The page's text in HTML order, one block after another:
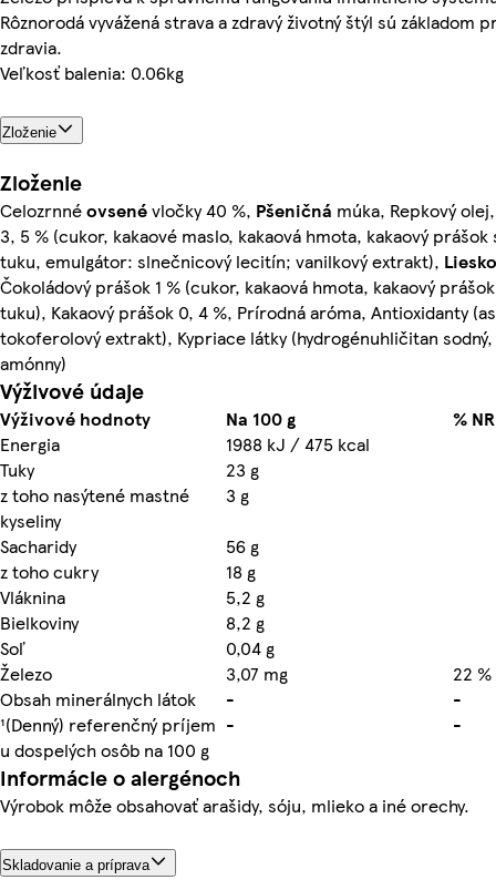
Rôznorodá vyvážená strava a zdravý životný štýl sú základom
zdravia.
Veľkosť balenia: 0.06kg
Zloženie
Zloženie
Celozrnnéovsenévločky 40 %, Pšeničná múka, Repkový
3, 5 % (cukor, kakaové maslo, kakaová hmota, kakaový prášok
tuku, emulgátor: slnečnicový lecitín; vanilkový extrakt),
Čokoládový prášok 1 % (cukor, kakaová hmota, kakaový
tuku), Kakaový prášok 0, 4 %, Prírodná aróma, Antioxidanty
tokoferolový extrakt), Kypriace látky (hydrogénuhličitan
amónny)
Výživové údaje
Výživové hodnoty Na 100 g
%
Energia
1988 kJ / 475 kcal
Tuky
23 g
z toho nasýtené mastné
kyseliny
3 g
Sacharidy
56 g
z toho cukry
18 g
Vláknina
5,2 g
Bielkoviny
8,2 g
Soľ
0,04 g
Železo
3,07 mg
22 %
Obsah minerálnych látok
-
-
¹(Denný) referenčný príjem
u dospelých osôb na 100 g
- -
Informácie o alergénoch
Výrobok môže obsahovať arašidy, sóju, mlieko a iné orechy.
Skladovanie a príprava